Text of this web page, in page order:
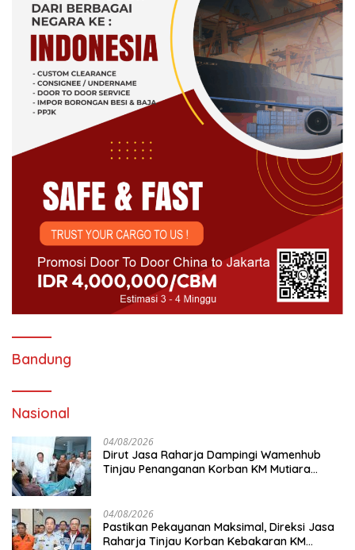
Bandung
Nasional
04/08/2026
Dirut Jasa Raharja Dampingi Wamenhub
Tinjau Penanganan Korban KM Mutiara
04/08/2026
Pastikan Pekayanan Maksimal, Direksi Jasa
Raharja Tinjau Korban Kebakaran KM